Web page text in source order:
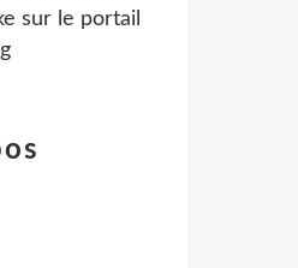
sur le portail